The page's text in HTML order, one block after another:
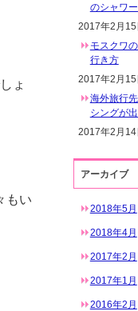
ょ
もい
のシャワ
2017年2月15
モスクワ
行き方
2017年2月15
海外旅行
シングが
2017年2月14
アーカイブ
2018年5月
2018年4月
2017年2月
2017年1月
2016年2月